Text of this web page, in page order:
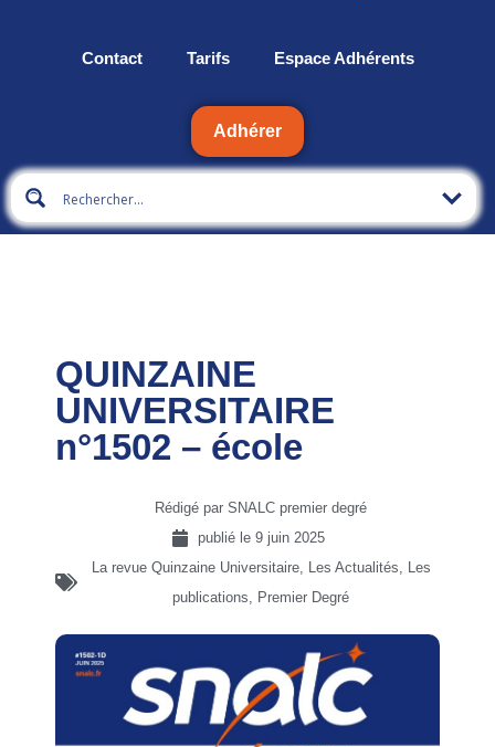
Contact Tarifs Espace Adhérents
Adhérer
QUINZAINE
UNIVERSITAIRE
n°1502 – école
Rédigé par SNALC premier degré
publié le 9 juin 2025
La revue Quinzaine Universitaire, Les Actualités, Les
publications, Premier Degré